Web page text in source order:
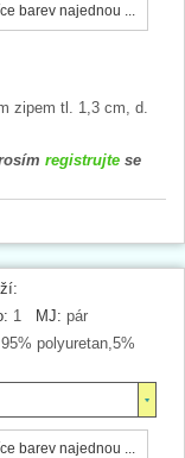
barev najednou ...
zipem tl. 1,3 cm, d.
registrujte se
1 MJ: pár
95% polyuretan,5%
barev najednou ...